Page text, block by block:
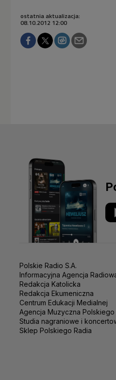
ostatnia aktualizacja:
08.10.2012 12:00
Polskie Radio S.A.
Informacyjna Agencja
Redakcja Katolicka
Redakcja Ekumeniczna
Centrum Edukacji Medialnej
Agencja Muzyczna Polskiego
Studia nagraniowe i
Sklep Polskiego Radia